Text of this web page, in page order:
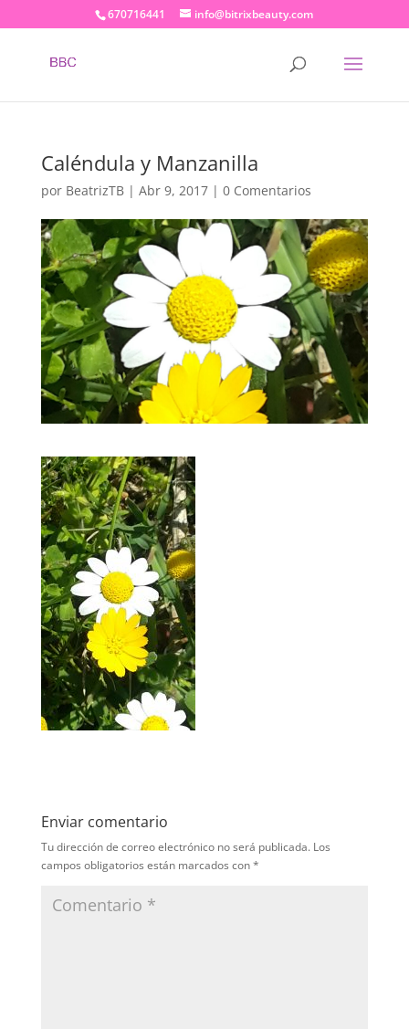
670716441 info@bitrixbeauty.com
Caléndula y Manzanilla
por BeatrizTB| Abr 9, 2017| 0 Comentarios
Enviar comentario
Tu dirección de correo electrónico no será publicada. Los
campos obligatorios están marcados con*